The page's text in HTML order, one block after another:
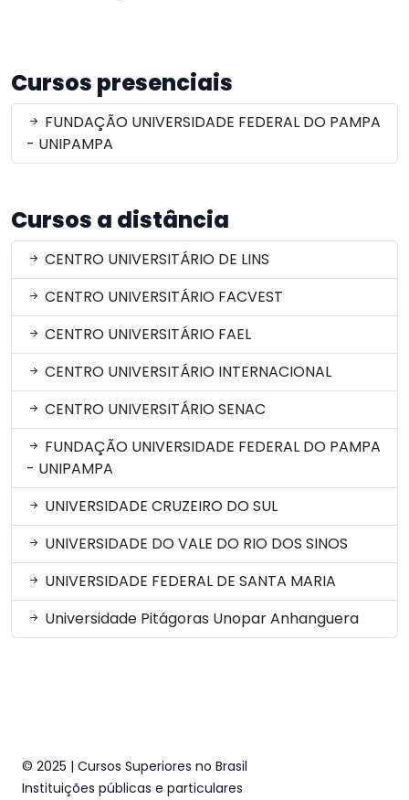
Cursos presenciais
FUNDAÇÃO UNIVERSIDADE FEDERAL DO PAMPA
- UNIPAMPA
Cursos a distância
CENTRO UNIVERSITÁRIO DE LINS
CENTRO UNIVERSITÁRIO FACVEST
CENTRO UNIVERSITÁRIO FAEL
CENTRO UNIVERSITÁRIO INTERNACIONAL
CENTRO UNIVERSITÁRIO SENAC
FUNDAÇÃO UNIVERSIDADE FEDERAL DO PAMPA
- UNIPAMPA
UNIVERSIDADE CRUZEIRO DO SUL
UNIVERSIDADE DO VALE DO RIO DOS SINOS
UNIVERSIDADE FEDERAL DE SANTA MARIA
Universidade Pitágoras Unopar Anhanguera
© 2025 | Cursos Superiores no Brasil
Instituições públicas e particulares